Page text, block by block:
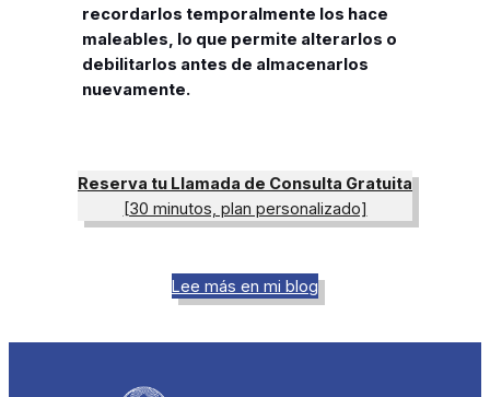
recordarlos temporalmente los hace
maleables, lo que permite alterarlos o
debilitarlos antes de almacenarlos
nuevamente.
Reserva tu Llamada de Consulta Gratuita
[30 minutos, plan personalizado]
Lee más en mi blog